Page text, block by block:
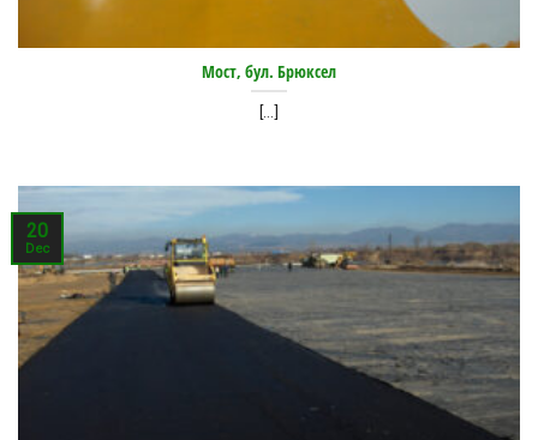
Мост, бул. Брюксел
[...]
20
Dec